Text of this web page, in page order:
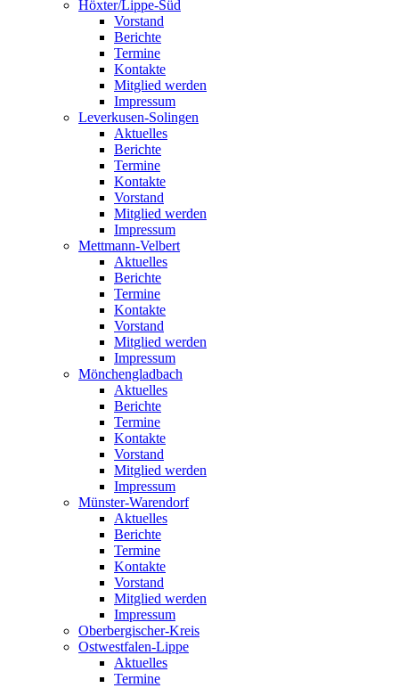
Höxter/Lippe-Süd
Vorstand
Berichte
Termine
Kontakte
Mitglied werden
Impressum
Leverkusen-Solingen
Aktuelles
Berichte
Termine
Kontakte
Vorstand
Mitglied werden
Impressum
Mettmann-Velbert
Aktuelles
Berichte
Termine
Kontakte
Vorstand
Mitglied werden
Impressum
Mönchengladbach
Aktuelles
Berichte
Termine
Kontakte
Vorstand
Mitglied werden
Impressum
Münster-Warendorf
Aktuelles
Berichte
Termine
Kontakte
Vorstand
Mitglied werden
Impressum
Oberbergischer-Kreis
Ostwestfalen-Lippe
Aktuelles
Termine